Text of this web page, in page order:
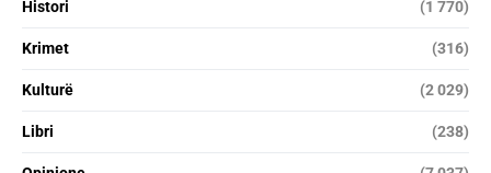
Histori (1 770)
Krimet (316)
Kulturë (2 029)
Libri (238)